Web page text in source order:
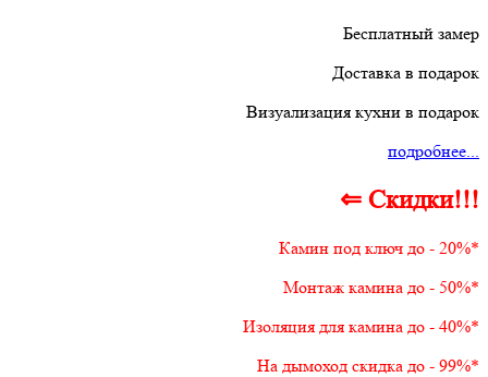
Бесплатный замер
Доставка в подарок
Визуализация кухни в подарок
подробнее...
⇐ Скидки!!!
Камин под ключ до - 20%*
Монтаж камина до - 50%*
Изоляция для камина до - 40%*
На дымоход скидка до - 99%*